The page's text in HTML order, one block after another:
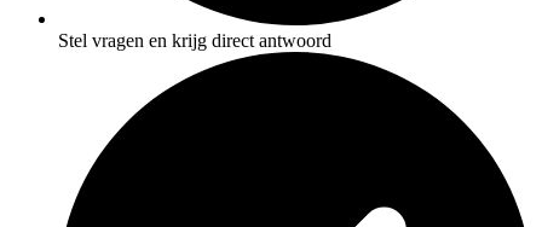
Stel vragen en krijg direct antwoord